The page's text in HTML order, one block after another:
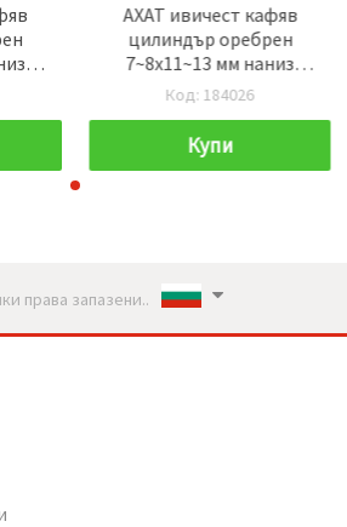
АХАТ ивичест кафяв
цилиндър оребрен
7~8x11~13 мм наниз
естествени камъни
27~30 броя
Код: 184026
Купи
права запазени..